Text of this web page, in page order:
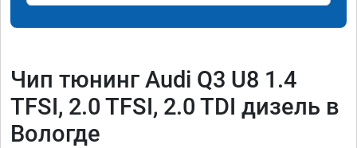
Чип тюнинг Audi Q3 U8 1.4
TFSI, 2.0 TFSI, 2.0 TDI дизель в
Вологде